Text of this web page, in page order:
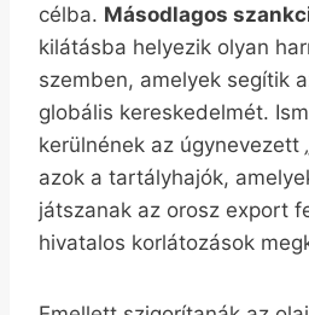
célba. Másodlagos
kilátásba helyezik olyan
szemben, amelyek segítik
globális kereskedelmét.
kerülnének az úgynevezett
azok a tartályhajók,
játszanak az orosz export
hivatalos korlátozások